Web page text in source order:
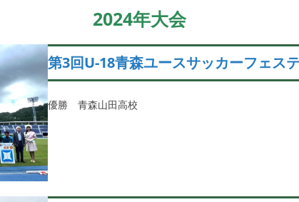
2024年大会
第3回U-18青森ユースサッカーフェス
優勝 青森山田高校